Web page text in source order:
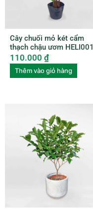
Cây chuối mỏ két cẩm
thạch chậu ươm HELI001
110.000 ₫
Thêm vào giỏ hàng